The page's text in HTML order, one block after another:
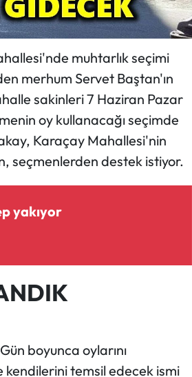
muhtarlık seçimi
merhum Servet Baştan'ın
sakinleri 7 Haziran Pazar
oy kullanacağı seçimde
Karaçay Mahallesi'nin
seçmenlerden destek istiyor.
yakıyor
boyunca oylarını
temsil edecek ismi